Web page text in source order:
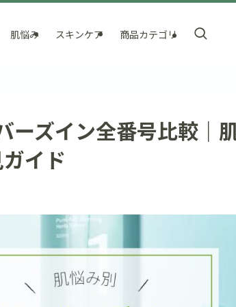
肌悩み スキンケア 商品カテゴリ
ーズイン全番号比較｜
イド